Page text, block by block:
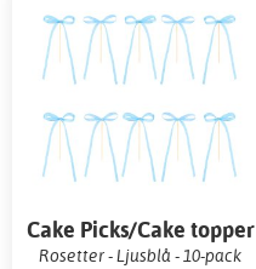
Cake Picks/Cake topper
Rosetter - Ljusblå - 10-pack